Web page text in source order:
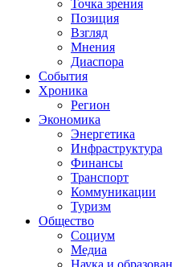
Точка зрения
Позиция
Взгляд
Мнения
Диаспора
События
Хроника
Регион
Экономика
Энергетика
Инфраструктура
Финансы
Транспорт
Коммуникации
Туризм
Общество
Социум
Медиа
Наука и